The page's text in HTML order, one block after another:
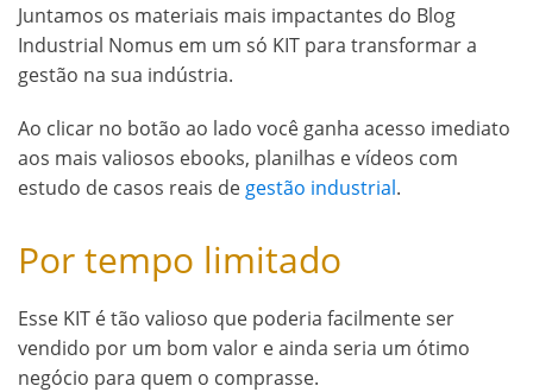
Juntamos os materiais mais impactantes do Blog
Industrial Nomus em um só KIT para transformar a
gestão na sua indústria.
Ao clicar no botão ao lado você ganha acesso imediato
aos mais valiosos ebooks, planilhas e vídeos com
estudo de casos reais de gestão industrial.
Por tempo limitado
Esse KIT é tão valioso que poderia facilmente ser
vendido por um bom valor e ainda seria um ótimo
negócio para quem o comprasse.